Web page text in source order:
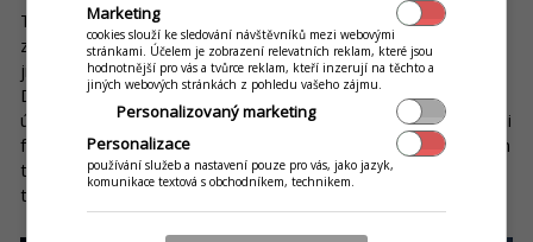
Tattoo challenge byl o tom, že si od nás kdokoliv z našich
zákazníků mohl vypůjčit tetovačku s naším logem, aplikovat si
ji kamkoliv na své tělo a poslat nám nějakou zajímavou fotku.
Do soutěže se zapojila asi třicítka lidí, což považuji docela za
úspěch, a poslali nám opravdu zajímavé a kreativní fotky. Sami
fanoušci pak na sociálních sítích rozhodli o vítězích. Bylo kolem
toho trochu rozruchu, ale hlavně spousta legrace a zábavy. A
to je vlastně to, o co nám u tohoto typu akcí jde.
Marketing
cookies slouží ke sledování návštěvníků mezi webovými
stránkami. Účelem je zobrazení relevatních reklam, které jsou
hodnotnější pro vás a tvůrce reklam, kteří inzerují na těchto a
jiných webových stránkách z pohledu vašeho zájmu.
Personalizovaný marketing
Personalizace
používání služeb a nastavení pouze pro vás, jako jazyk,
komunikace textová s obchodníkem, technikem.